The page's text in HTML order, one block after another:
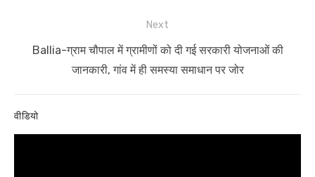
Next
Next
Ballia-ग्राम चौपाल में ग्रामीणों को दी गई सरकारी योजनाओं की
जानकारी, गांव में ही समस्या समाधान पर जोर
वीडियो